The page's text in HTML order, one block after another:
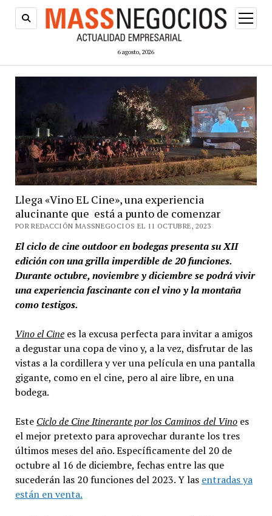
6 agosto, 2026
abrir
menú
Llega «Vino EL Cine», una experiencia
alucinante que está a punto de comenzar
POR REDACCIÓN MASSNEGOCIOS EL 11 OCTUBRE, 2023
El ciclo de cine outdoor en bodegas presenta su XII
edición con una grilla imperdible de 20 funciones.
Durante octubre, noviembre y diciembre se podrá vivir
una experiencia fascinante con el vino y la montaña
como testigos.
Vino el Cinees la excusa perfecta para invitar a amigos
a degustar una copa de vino y, a la vez, disfrutar de las
vistas a la cordillera y ver una película en una pantalla
gigante, como en el cine, pero al aire libre, en una
bodega.
Este Ciclo de Cine Itinerante por los Caminos del Vinoes
el mejor pretexto para aprovechar durante los tres
últimos meses del año. Específicamente del 20 de
octubre al 16 de diciembre, fechas entre las que
sucederán las 20 funciones del 2023. Y las entradas ya
están en venta.